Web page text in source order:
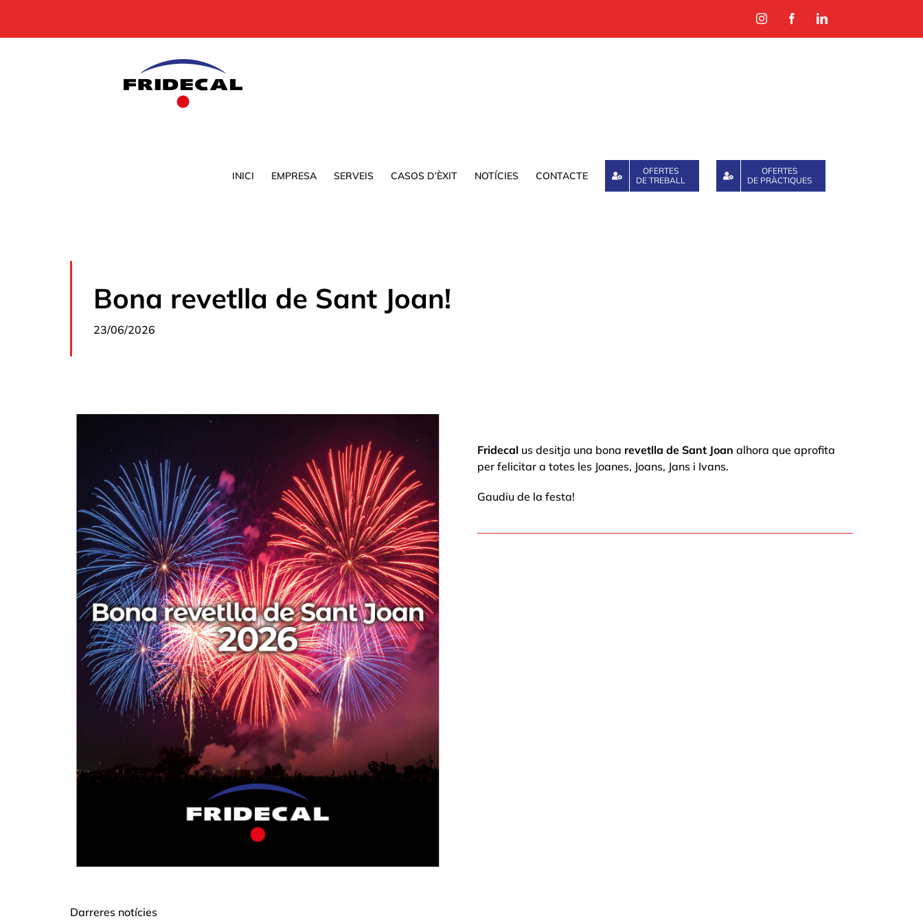
content
InstagramFacebookLinkedIn
INICI EMPRESA SERVEIS CASOS D’ÈXIT NOTÍCIES CONTACTE
OFERTES
DE TREBALL
OFERTES
DE PRÀCTIQUES
Bona revetlla de Sant Joan!
23/06/2026
Fridecalus desitja una bona revetlla de Sant Joan alhora que aprofita
per felicitar a totes les Joanes, Joans, Jans i Ivans.
Gaudiu de la festa!
Darreres notícies